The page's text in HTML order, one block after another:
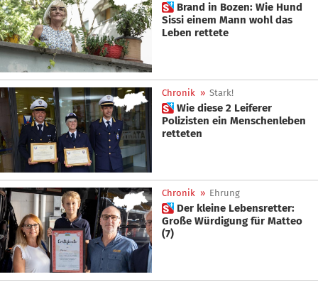
 Brand in Bozen: Wie Hund
Sissi einem Mann wohl das
Leben rettete
Chronik » Stark!
 Wie diese 2 Leiferer
Polizisten ein Menschenleben
retteten
Chronik » Ehrung
 Der kleine Lebensretter:
Große Würdigung für Matteo
(7)